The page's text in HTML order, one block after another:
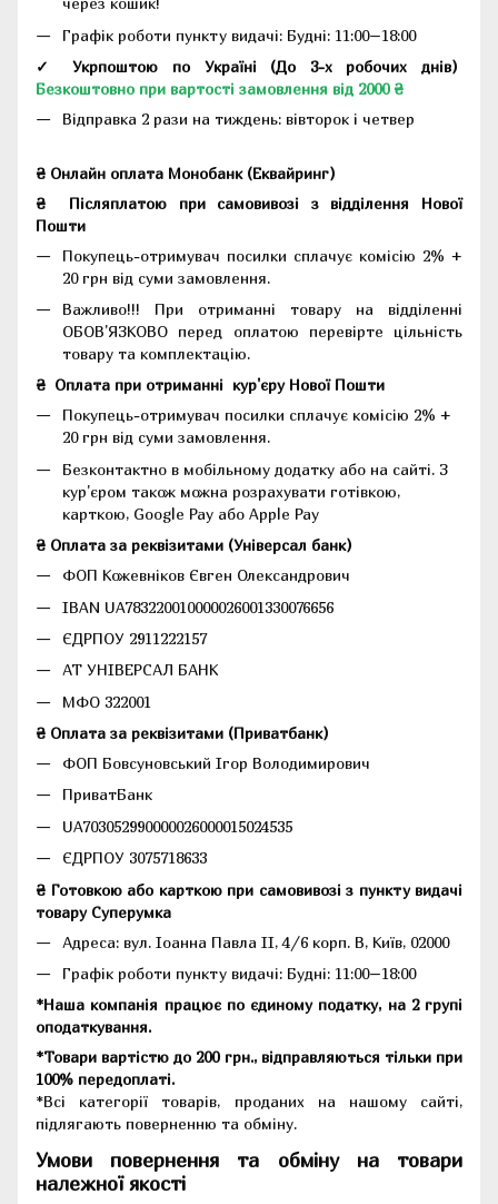
Графік роботи пункту видачі: Будні: 11:00–18:00
✓ Укрпоштою по Україні (До 3-х робочих днів)
Безкоштовно при вартості замовлення від 2000 ₴
Відправка 2 рази на тиждень: вівторок і четвер
₴ Онлайн оплата Монобанк (Еквайринг)
₴
Післяплатою при самовивозі з відділення Нової
Пошти
Покупець-отримувач посилки сплачує комісію 2% +
20 грн від суми замовлення.
Важливо!!! При отриманні товару на відділенні
ОБОВ'ЯЗКОВО перед оплатою перевірте цільність
товару та комплектацію.
₴ Оплата при отриманні кур'єру Нової Пошти
Покупець-отримувач посилки сплачує комісію 2% +
20 грн від суми замовлення.
Безконтактно в мобільному додатку або на сайті. З
кур'єром також можна розрахувати готівкою,
карткою, Google Pay або Apple Pay
₴ Оплата за реквізитами (Універсал банк)
ФОП Кожевніков Євген Олександрович
IBAN UA783220010000026001330076656
ЄДРПОУ 2911222157
АТ УНІВЕРСАЛ БАНК
МФО 322001
₴ Оплата за реквізитами (Приватбанк)
ФОП Бовсуновський Ігор Володимирович
ПриватБанк
UA703052990000026000015024535
ЄДРПОУ 3075718633
₴ Готовкою або карткою при самовивозі з пункту видачі
товару Суперумка
Адреса: вул. Іоанна Павла II, 4/6 корп. В, Київ, 02000
Графік роботи пункту видачі: Будні: 11:00–18:00
*Наша компанія працює по єдиному податку, на 2 групі
оподаткування.
*Товари вартістю до 200 грн., відправляються тільки при
100% передоплаті.
*Всі категорії товарів, проданих на нашому сайті,
підлягають поверненню та обміну.
Умови повернення та обміну на товари
належної якості